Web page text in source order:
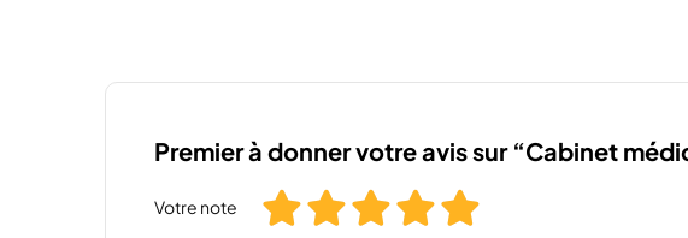
Premier à donner votre avis sur “Cabinet
Votre note